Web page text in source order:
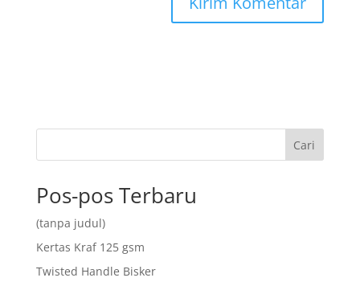
Cari
Pos-pos Terbaru
(tanpa judul)
Kertas Kraf 125 gsm
Twisted Handle Bisker